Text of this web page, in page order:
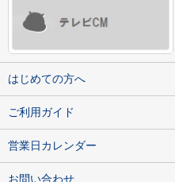
はじめての方へ
ご利用ガイド
営業日カレンダー
お問い合わせ